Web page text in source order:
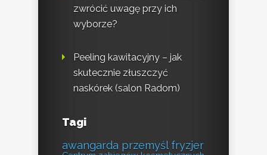
zwrócić uwagę przy ich
wyborze?
Peeling kawitacyjny – jak
skutecznie złuszczyć
naskórek (salon Radom)
Tagi
awangarda przemyśl fryzjer